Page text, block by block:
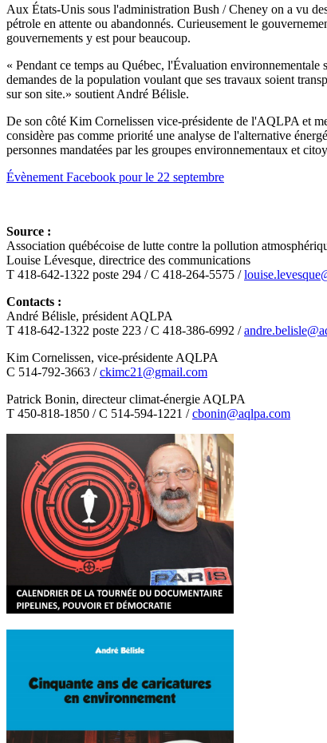
Aux États-Unis sous l'administration Bush / Cheney on a vu
pétrole en attente ou abandonnés. Curieusement le
gouvernements y est pour beaucoup.
« Pendant ce temps au Québec, l'Évaluation
demandes de la population voulant que ses travaux soient
sur son site.» soutient André Bélisle.
De son côté Kim Cornelissen vice-présidente de l'AQLPA et
considère pas comme priorité une analyse de l'alternative
personnes mandatées par les groupes environnementaux et
Évènement Facebook pour le 22 septembre
Source :
Association québécoise de lutte contre la pollution
Louise Lévesque, directrice des communications
T 418-642-1322 poste 294 / C 418-264-5575 /
Contacts :
André Bélisle, président AQLPA
T 418-642-1322 poste 223 / C 418-386-6992 /
Kim Cornelissen, vice-présidente AQLPA
C 514-792-3663 /ckimc21@gmail.com
Patrick Bonin, directeur climat-énergie AQLPA
T 450-818-1850 / C 514-594-1221 /cbonin@aqlpa.com